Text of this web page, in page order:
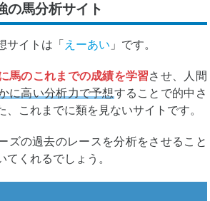
の馬分析サイト
サイトは「 えーあい 」です。
馬のこれまでの成績を学習させ、人間
に高い分析力で予想することで的中さ
、これまでに類を見ないサイトです。
ズの過去のレースを分析をさせること
てくれるでしょう。